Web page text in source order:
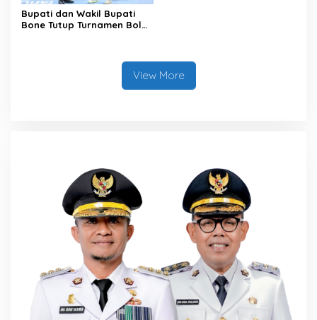
Bupati dan Wakil Bupati
Bone Tutup Turnamen Bola
View More